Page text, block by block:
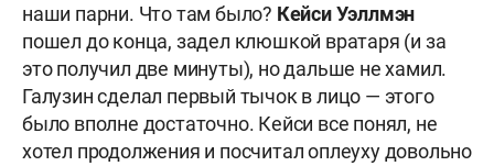
наши парни. Что там было? КейсиУэллмэн
пошел до конца, задел клюшкой вратаря (и за
это получил две минуты), но дальше не хамил.
Галузин сделал первый тычок в лицо — этого
было вполне достаточно. Кейси все понял, не
хотел продолжения и посчитал оплеуху довольно